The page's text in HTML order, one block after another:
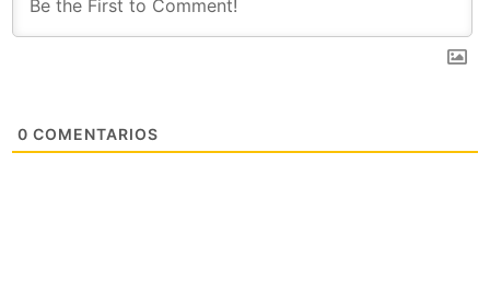
0 COMENTARIOS